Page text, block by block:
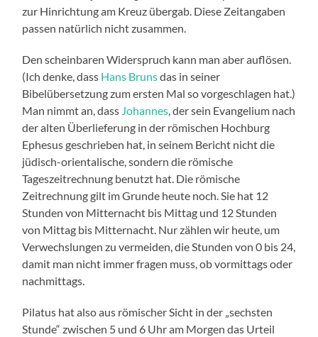
zur Hinrichtung am Kreuz übergab. Diese Zeitangaben
passen natürlich nicht zusammen.
Den scheinbaren Widerspruch kann man aber auflösen.
(Ich denke, dass Hans Brunsdas in seiner
Bibelübersetzung zum ersten Mal so vorgeschlagen hat.)
Man nimmt an, dass Johannes, der sein Evangelium nach
der alten Überlieferung in der römischen Hochburg
Ephesus geschrieben hat, in seinem Bericht nicht die
jüdisch-orientalische, sondern die römische
Tageszeitrechnung benutzt hat. Die römische
Zeitrechnung gilt im Grunde heute noch. Sie hat 12
Stunden von Mitternacht bis Mittag und 12 Stunden
von Mittag bis Mitternacht. Nur zählen wir heute, um
Verwechslungen zu vermeiden, die Stunden von 0 bis 24,
damit man nicht immer fragen muss, ob vormittags oder
nachmittags.
Pilatus hat also aus römischer Sicht in der „sechsten
Stunde“ zwischen 5 und 6 Uhr am Morgen das Urteil